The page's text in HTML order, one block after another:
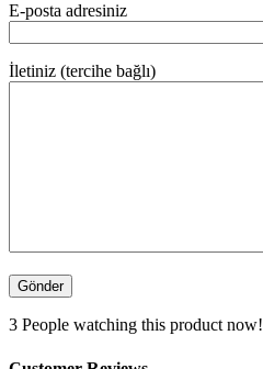
E-posta adresiniz
İletiniz (tercihe bağlı)
3 People watching this product now!